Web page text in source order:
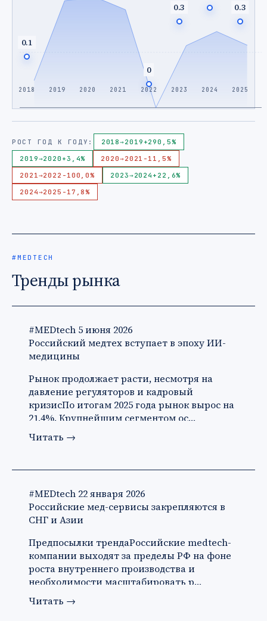
0.1
0
0.3
0.3
2018 2019 2020 2021 2022 2023 2024 2025
РОСТ ГОД К ГОДУ: 2018→ 2019 +290,5%
2019→2020 +3,4% 2020→ 2021 -11,5%
2021→2022 -100,0% 2023→ 2024 +22,6%
2024→2025 -17,8%
#MEDTECH
Тренды рынка
#MEDtech 5 июня 2026
Российский медтех вступает в эпоху ИИ-
медицины
Рынок продолжает расти, несмотря на
давление регуляторов и кадровый
кризисПо итогам 2025 года рынок вырос на
21,4%. Крупнейшим сегментом ос…
Читать →
#MEDtech 22 января 2026
Российские мед-сервисы закрепляются в
СНГ и Азии
Предпосылки трендаРоссийские medtech-
компании выходят за пределы РФ на фоне
роста внутреннего производства и
необходимости масштабировать р…
Читать →